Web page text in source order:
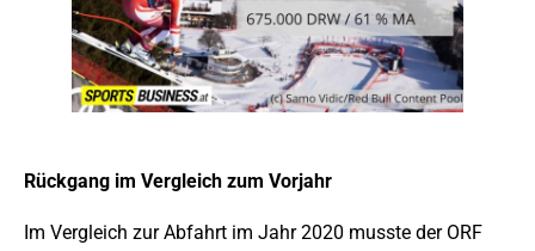
Rückgang im Vergleich zum Vorjahr
Im Vergleich zur Abfahrt im Jahr 2020 musste der ORF